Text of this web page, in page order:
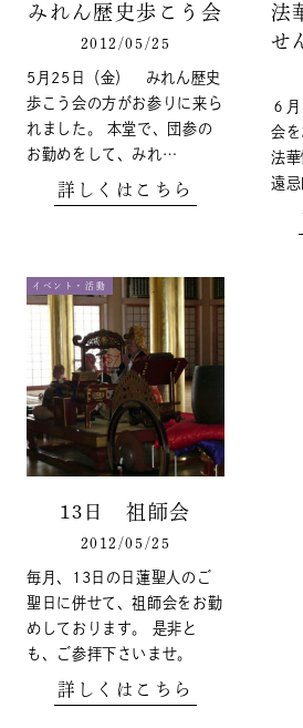
みれん歴史歩こう会
2012/05/25
5月25日（金） みれん歴史
歩こう会の方がお参りに来ら
れました。 本堂で、団参の
お勤めをして、みれ…
詳しくはこちら
法
せ
６
会
法
遠
イベント・活動
13日 祖師会
2012/05/25
毎月、13日の日蓮聖人のご
聖日に併せて、祖師会をお勤
めしております。 是非と
も、ご参拝下さいませ。
詳しくはこちら